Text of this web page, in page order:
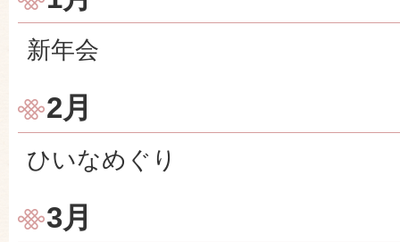
新年会
2月
ひいなめぐり
3月